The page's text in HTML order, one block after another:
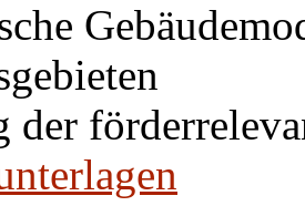
der